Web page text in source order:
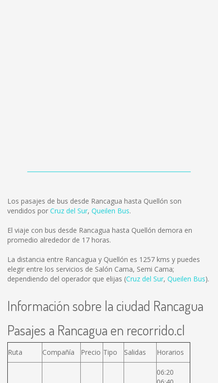
Los pasajes de bus desde Rancagua hasta Quellón son
vendidos por Cruz del Sur, Queilen Bus.
El viaje con bus desde Rancagua hasta Quellón demora en
promedio alrededor de 17 horas.
La distancia entre Rancagua y Quellón es 1257 kms y puedes
elegir entre los servicios de Salón Cama, Semi Cama;
dependiendo del operador que elijas (Cruz del Sur, Queilen Bus).
Información sobre la ciudad Rancagua
Pasajes a Rancagua en recorrido.cl
Ruta Compañía Precio Tipo Salidas Horarios
06:20